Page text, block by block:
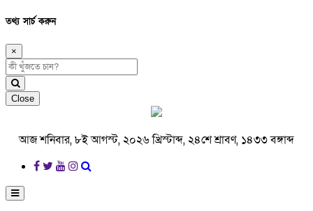
তথ্য সার্চ করুন
×
Close
আজ শনিবার, ৮ই আগস্ট, ২০২৬ খ্রিস্টাব্দ, ২৪শে শ্রাবণ, ১৪৩৩ বঙ্গাব্দ